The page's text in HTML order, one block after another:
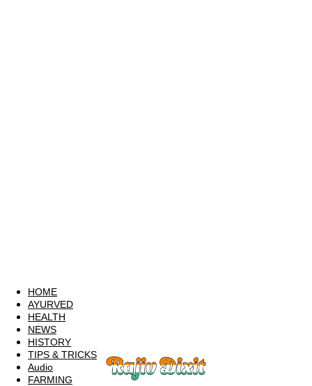
HOME
AYURVED
HEALTH
NEWS
HISTORY
TIPS & TRICKS
Audio
FARMING